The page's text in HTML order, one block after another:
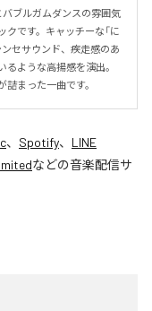
バブルガムダンスの雰囲気
です。キャッチーな「に
セサウンド、疾走感のあ
ような高揚感を演出。
まった一曲です。
、 Spotify、 LINE
などの音楽配信サ